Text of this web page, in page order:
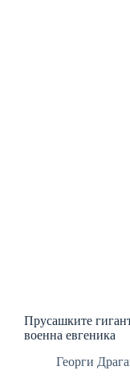
Прусашките
военна евгеника
Георги